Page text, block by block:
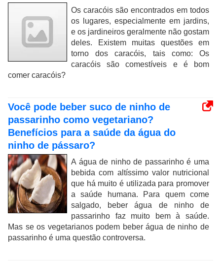
Os caracóis são encontrados em todos
os lugares, especialmente em jardins,
e os jardineiros geralmente não gostam
deles. Existem muitas questões em
torno dos caracóis, tais como: Os
caracóis são comestíveis e é bom
comer caracóis?
Você pode beber suco de ninho de
passarinho como vegetariano?
Benefícios para a saúde da água do
ninho de pássaro?
A água de ninho de passarinho é uma
bebida com altíssimo valor nutricional
que há muito é utilizada para promover
a saúde humana. Para quem come
salgado, beber água de ninho de
passarinho faz muito bem à saúde.
Mas se os vegetarianos podem beber água de ninho de
passarinho é uma questão controversa.